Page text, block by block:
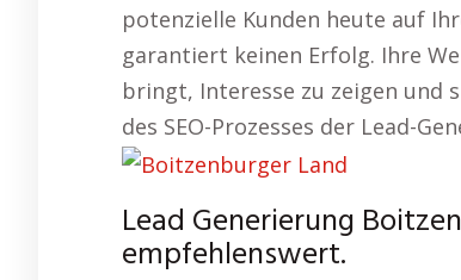
potenzielle Kunden heute auf
garantiert keinen Erfolg. Ihre
bringt, Interesse zu zeigen und
des SEO-Prozesses der Lead-
Lead Generierung
empfehlenswert.